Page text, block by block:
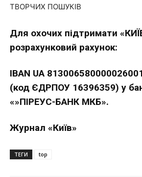
ТВОРЧИХ ПОШУКІВ
Для охочих підтримати
розрахунковий рахунок:
IBAN UA
(код ЄДРПОУ 16396359) у
«»ПІРЕУС-БАНК МКБ».
Журнал «Київ»
ТЕГИ top